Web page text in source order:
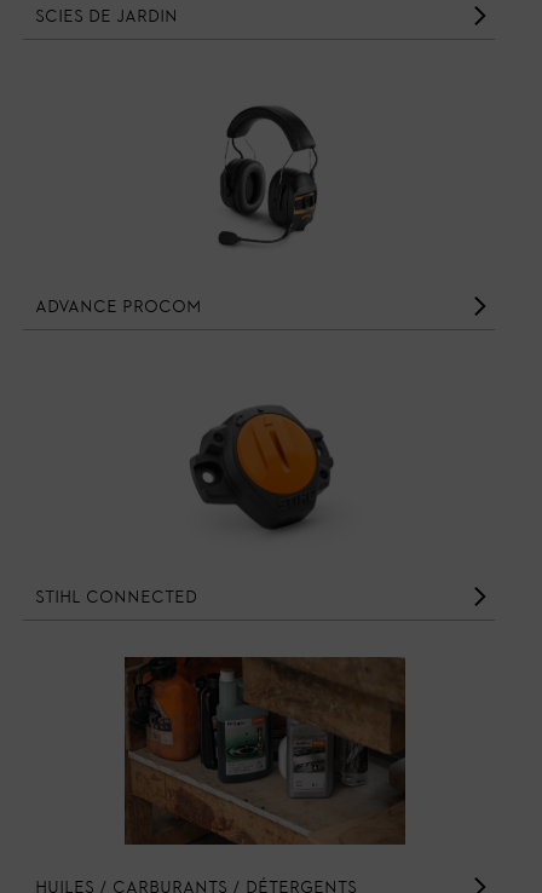
Scies de jardin
ADVANCE ProCOM
STIHL Connected
Huiles / Carburants / Détergents